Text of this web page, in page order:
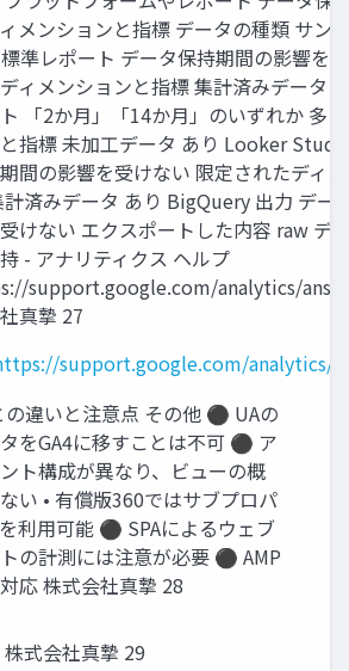
メンションと指標 データの種類 サン
準レポート データ保持期間の影響を
ィメンションと指標 集計済みデータ
「2か月」「14か月」のいずれか 多
指標 未加工データ あり Looker
間の影響を受けない 限定されたディ
済みデータ あり BigQuery 出力 デー
けない エクスポートした内容 raw デ
- アナリティクス ヘルプ
support.google.com/analytics/
真摯 27
support.google.com/analytics/
の違いと注意点 その他 ⚫ UAの
をGA4に移すことは不可 ⚫ ア
ト構成が異なり、ビューの概
い • 有償版360ではサブプロパ
利用可能 ⚫ SPAによるウェブ
の計測には注意が必要 ⚫ AMP
応 株式会社真摯 28
式会社真摯 29